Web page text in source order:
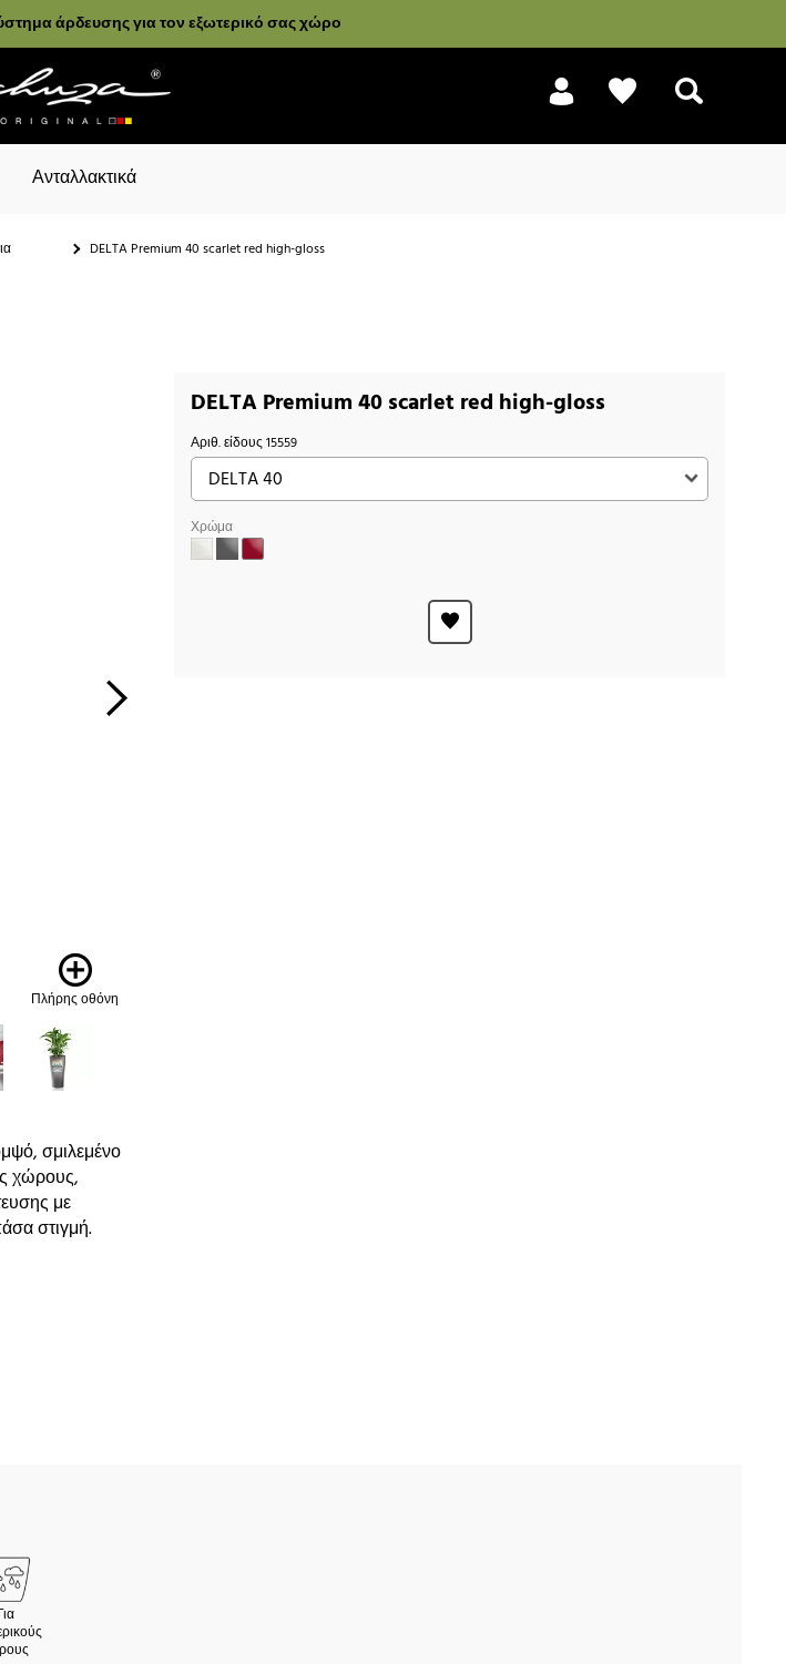
άρδευσης για τον εξωτερικό σας χώρο
Ανταλλακτικά
DELTA Premium 40 scarlet red high-gloss
Πλήρης οθόνη
DELTA Premium 40 scarlet red high-gloss
Αριθ. είδους15559
Χρώμα
σμιλεμένο
χώρους,
με
στιγμή.